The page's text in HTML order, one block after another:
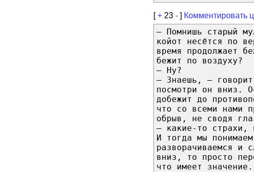
[+ 23 - ] Комментировать
— Помнишь старый
койот несётся по
время продолжает
бежит по воздуху?
— Ну?
— Знаешь, —
посмотри он вниз.
добежит до
что со всеми нами
обрыв, не сводя
— какие-то страхи,
И тогда мы
разворачиваемся и
вниз, то просто
что имеет значение.